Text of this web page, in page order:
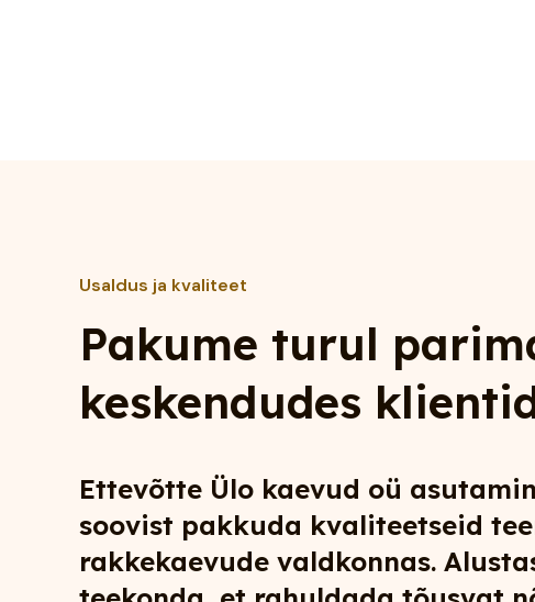
Usaldus ja kvaliteet
Pakume turul
keskendudes
Ettevõtte Ülo kaevud oü
soovist pakkuda kvaliteetseid
rakkekaevude valdkonnas.